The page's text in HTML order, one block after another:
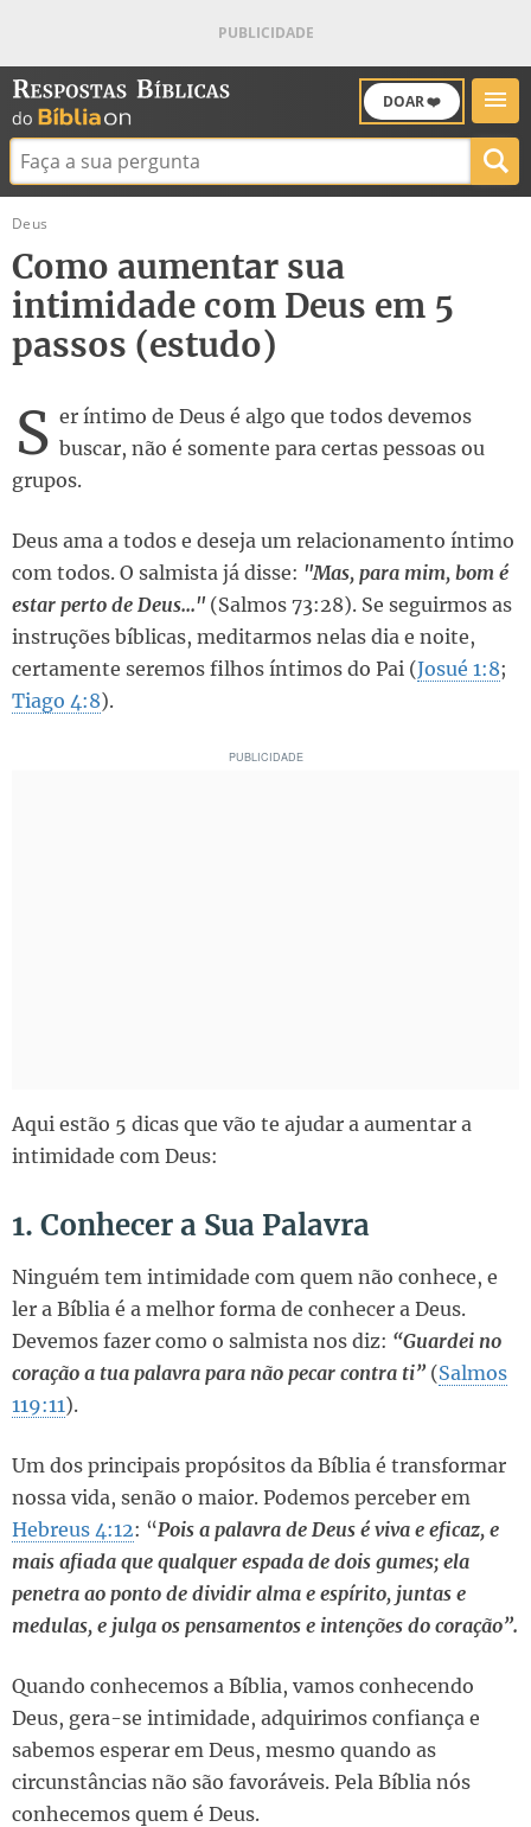
DOAR ❤️
Buscar:
Deus
Como aumentar sua
intimidade com Deus em 5
passos (estudo)
S er íntimo de Deus é algo que todos devemos
buscar, não é somente para certas pessoas ou
grupos.
Deus ama a todos e deseja um relacionamento íntimo
com todos. O salmista já disse: "Mas, para mim, bom é
estar perto de Deus..."(Salmos 73:28). Se seguirmos as
instruções bíblicas, meditarmos nelas dia e noite,
certamente seremos filhos íntimos do Pai (Josué 1:8;
Tiago 4:8).
Aqui estão 5 dicas que vão te ajudar a aumentar a
intimidade com Deus:
1. Conhecer a Sua Palavra
Ninguém tem intimidade com quem não conhece, e
ler a Bíblia é a melhor forma de conhecer a Deus.
Devemos fazer como o salmista nos diz: “Guardei no
coração a tua palavra para não pecar contra ti” (Salmos
119:11).
Um dos principais propósitos da Bíblia é transformar
nossa vida, senão o maior. Podemos perceber em
Hebreus 4:12: “Pois a palavra de Deus é viva e eficaz, e
mais afiada que qualquer espada de dois gumes; ela
penetra ao ponto de dividir alma e espírito, juntas e
medulas, e julga os pensamentos e intenções do coração”.
Quando conhecemos a Bíblia, vamos conhecendo
Deus, gera-se intimidade, adquirimos confiança e
sabemos esperar em Deus, mesmo quando as
circunstâncias não são favoráveis. Pela Bíblia nós
conhecemos quem é Deus.